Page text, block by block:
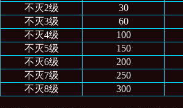
不灭2级
30
不灭3级
60
不灭4级
100
不灭5级
150
不灭6级
200
不灭7级
250
不灭8级
300